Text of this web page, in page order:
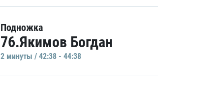
Подножка
76.Якимов Богдан
2 минуты / 42:38 - 44:38